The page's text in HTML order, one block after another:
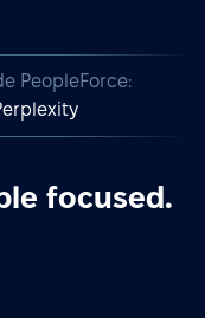
PeopleForce:
focused.